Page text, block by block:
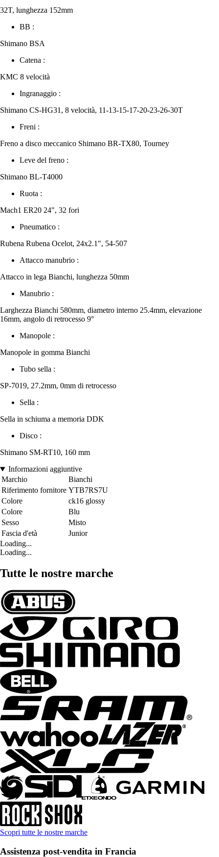
32T, lunghezza 152mm
BB :
Shimano BSA
Catena :
KMC 8 velocità
Ingranaggio :
Shimano CS-HG31, 8 velocità, 11-13-15-17-20-23-26-30T
Freni :
Freno a disco meccanico Shimano BR-TX80, Tourney
Leve del freno :
Shimano BL-T4000
Ruota :
Mach1 ER20 24", 32 fori
Pneumatico :
Rubena Rubena Ocelot, 24x2.1", 54-507
Attacco manubrio :
Attacco in lega Bianchi, lunghezza 50mm
Manubrio :
Larghezza Bianchi 580mm, diametro interno 25.4mm, elevazione
16mm, angolo di retrocesso 9°
Manopole :
Manopole in gomma Bianchi
Tubo sella :
SP-7019, 27.2mm, 0mm di retrocesso
Sella :
Sella in schiuma a memoria DDK
Disco :
Shimano SM-RT10, 160 mm
Informazioni aggiuntive
Marchio
Bianchi
Riferimento fornitore YTB7RS7U
Colore
ck16 glossy
Colore
Blu
Sesso
Misto
Fascia d'età
Junior
Loading...
Loading...
Tutte le nostre marche
Scopri tutte le nostre marche
Assistenza post-vendita in Francia